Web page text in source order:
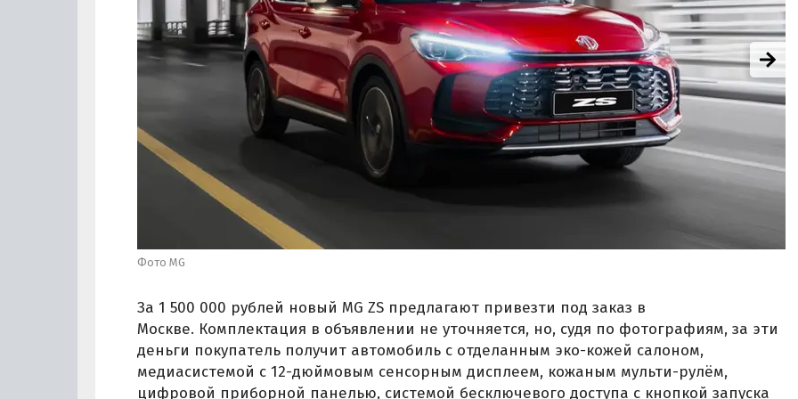
Фото MG
За 1 500 000 рублей новый MG ZS предлагают привезти под заказ в
Москве. Комплектация в объявлении не уточняется, но, судя по фотографиям, за эти
деньги покупатель получит автомобиль с отделанным эко-кожей салоном,
медиасистемой с 12-дюймовым сенсорным дисплеем, кожаным мульти-рулём,
цифровой приборной панелью, системой бесключевого доступа с кнопкой запуска